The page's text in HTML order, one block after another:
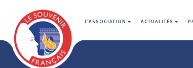
L'ASSOCIATION ACTUALITÉS